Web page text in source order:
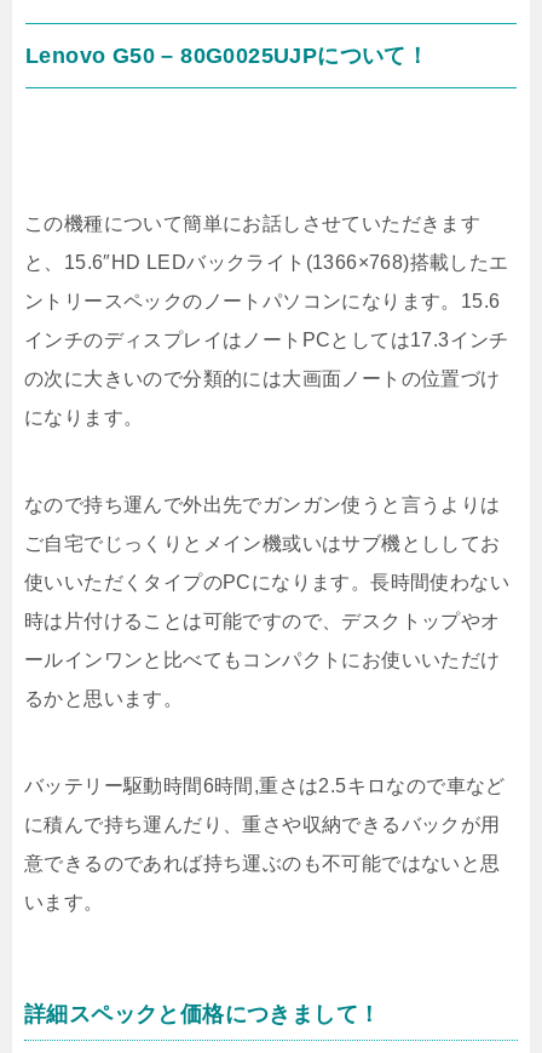
Lenovo G50 – 80G0025UJPについて！
この機種について簡単にお話しさせていただきます
と、15.6″HD LEDバックライト(1366×768)搭載したエ
ントリースペックのノートパソコンになります。15.6
インチのディスプレイはノートPCとしては17.3インチ
の次に大きいので分類的には大画面ノートの位置づけ
になります。
なので持ち運んで外出先でガンガン使うと言うよりは
ご自宅でじっくりとメイン機或いはサブ機とししてお
使いいただくタイプのPCになります。長時間使わない
時は片付けることは可能ですので、デスクトップやオ
ールインワンと比べてもコンパクトにお使いいただけ
るかと思います。
バッテリー駆動時間6時間,重さは2.5キロなので車など
に積んで持ち運んだり、重さや収納できるバックが用
意できるのであれば持ち運ぶのも不可能ではないと思
います。
詳細スペックと価格につきまして！